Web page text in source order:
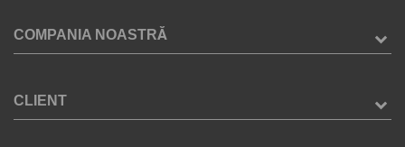
COMPANIA NOASTRĂ
CLIENT